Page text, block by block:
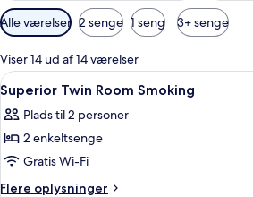
Tilgængelige
filtre
for
værelser
Alle værelser 2 senge 1 seng 3+ senge
Viser 14 ud af 14 værelser
Indlæs
alle
billeder
af
Superior
Twin
4
Superior Twin Room Smoking
Plads til 2 personer
2 enkeltsenge
Gratis Wi-Fi
Flere oplysninger
Flere